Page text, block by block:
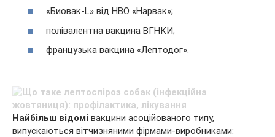
«Биовак-L» від НВО «Нарвак»;
полівалентна вакцина ВГНКИ;
французька вакцина «Лептодог».
Найбільш відомі вакцини асоційованого типу,
випускаються вітчизняними фірмами-виробниками: